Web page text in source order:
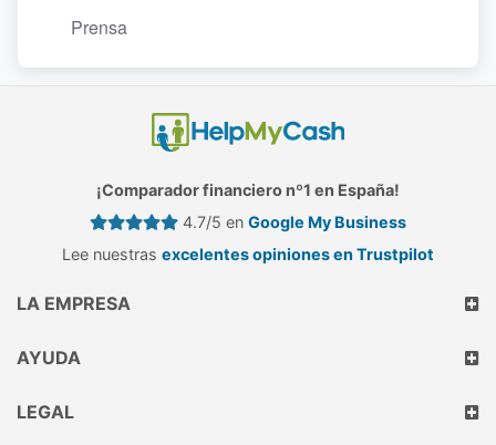
Prensa
¡Comparador financiero nº1 en España!
4.7/5 en Google My Business
Lee nuestras excelentes opiniones en Trustpilot
LA EMPRESA
AYUDA
LEGAL